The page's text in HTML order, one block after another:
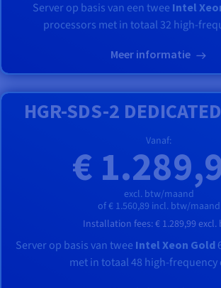
Server op basis van een twee Intel
processors met in totaal 32 high-
Meer informatie
HGR-SDS-2
Vanaf:
€
excl. btw/maand
of € 1.560,89 incl. btw/maand
Installation fees:€ 1.289,99 excl.
Server op basis van twee Intel Xeon Gold
met in totaal 48 high-frequency